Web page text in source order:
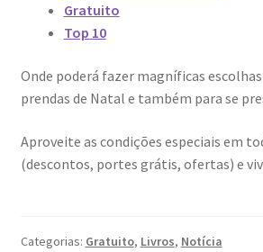
Resultados do Concurso de
Ring Portraits Project (teste
Sentir a Ria
Gratuito
Top 10
Onde poderá fazer magníficas escolhas
prendas de Natal e também para se
Aproveite as condições especiais em
(descontos, portes grátis, ofertas) e
Categorias: Gratuito, Livros, Notícia